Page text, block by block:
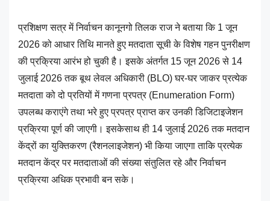
प्रशिक्षण सत्र में निर्वाचन कानूनगो तिलक राज ने बताया कि 1 जून
2026 को आधार तिथि मानते हुए मतदाता सूची के विशेष गहन पुनरीक्षण
की प्रक्रिया आरंभ हो चुकी है। इसके अंतर्गत 15 जून 2026 से 14
जुलाई 2026 तक बूथ लेवल अधिकारी (BLO) घर-घर जाकर प्रत्येक
मतदाता को दो प्रतियों में गणना प्रपत्र (Enumeration Form)
उपलब्ध कराएंगे तथा भरे हुए प्रपत्र प्राप्त कर उनकी डिजिटाइजेशन
प्रक्रिया पूर्ण की जाएगी। इसकेसाथ ही 14 जुलाई 2026 तक मतदान
केंद्रों का युक्तिकरण (रैशनलाइजेशन) भी किया जाएगा ताकि प्रत्येक
मतदान केंद्र पर मतदाताओं की संख्या संतुलित रहे और निर्वाचन
प्रक्रिया अधिक प्रभावी बन सके।